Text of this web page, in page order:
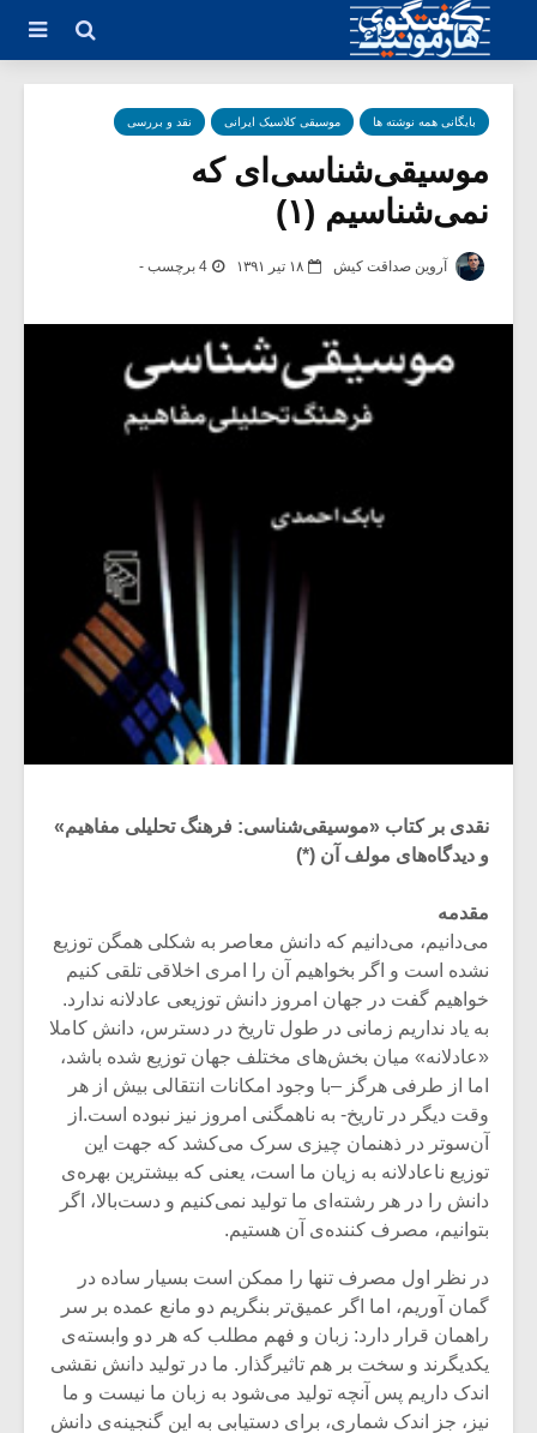
بایگانی همه نوشته ها موسیقی کلاسیک ایرانی نقد و بررسی
موسیقی‌شناسی‌ای که
نمی‌شناسیم (۱)
آروین صداقت کیش ۱۸ تیر ۱۳۹۱ 4 برچسب -
نقدی بر کتاب «موسیقی‌شناسی: فرهنگ تحلیلی مفاهیم»
و دیدگاه‌های مولف آن (*)
مقدمه
می‌دانیم، می‌دانیم که دانش معاصر به شکلی همگن توزیع
نشده است و اگر بخواهیم آن را امری اخلاقی تلقی کنیم
خواهیم گفت در جهان امروز دانش توزیعی عادلانه ندارد.
به یاد نداریم زمانی در طول تاریخ در دسترس، دانش کاملا
«عادلانه» میان بخش‌های مختلف جهان توزیع شده باشد،
اما از طرفی هرگز –با وجود امکانات انتقالی بیش از هر
وقت دیگر در تاریخ- به ناهمگنی امروز نیز نبوده است.از
آن‌سوتر در ذهنمان چیزی سرک می‌کشد که جهت این
توزیع ناعادلانه به زیان ما است، یعنی که بیشترین بهره‌ی
دانش را در هر رشته‌ای ما تولید نمی‌کنیم و دست‌بالا، اگر
بتوانیم، مصرف کننده‌ی آن هستیم.
در نظر اول مصرف تنها را ممکن است بسیار ساده در
گمان آوریم، اما اگر عمیق‌تر بنگریم دو مانع عمده بر سر
راهمان قرار دارد: زبان و فهم مطلب که هر دو وابسته‌ی
یکدیگرند و سخت بر هم تاثیرگذار. ما در تولید دانش نقشی
اندک داریم پس آنچه تولید می‌شود به زبان ما نیست و ما
نیز، جز اندک شماری، برای دستیابی به این گنجینه‌ی دانش